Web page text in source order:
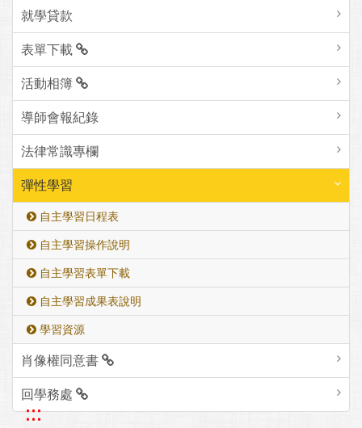
就學貸款
表單下載
活動相簿
導師會報紀錄
法律常識專欄
彈性學習
自主學習日程表
自主學習操作說明
自主學習表單下載
自主學習成果表說明
學習資源
肖像權同意書
回學務處
:::